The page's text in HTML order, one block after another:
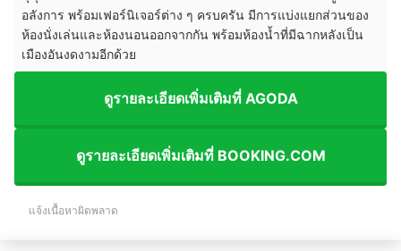
อลังการ พร้อมเฟอร์นิเจอร์ต่าง ๆ ครบครัน มีการแบ่งแยกส่วนของ
ห้องนั่งเล่นและห้องนอนออกจากกัน พร้อมห้องน้ำที่มีฉากหลังเป็น
เมืองอันงดงามอีกด้วย
ดูรายละเอียดเพิ่มเติมที่ AGODA
ดูรายละเอียดเพิ่มเติมที่ BOOKING.COM
แจ้งเนื้อหาผิดพลาด